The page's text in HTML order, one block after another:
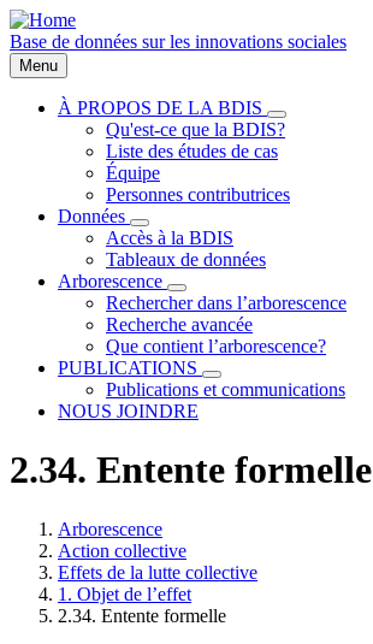
Aller
au
contenu
principal
Base de données sur les innovations sociales
Menu
navigation
À PROPOS DE LA BDIS
sous-
navigation
À
DE
Qu'est-ce que la BDIS?
Liste des études de cas
Équipe
Personnes contributrices
Données
sous-
navigation
Données
Accès à la BDIS
Tableaux de données
Arborescence
sous-
navigation
Arborescence
Rechercher dans l’arborescence
Recherche avancée
Que contient l’arborescence?
PUBLICATIONS
sous-
navigation
Publications et communications
NOUS JOINDRE
2.34. Entente formelle
Fil
d'Ariane
Arborescence
Action collective
Effets de la lutte collective
1. Objet de l’effet
2.34. Entente formelle